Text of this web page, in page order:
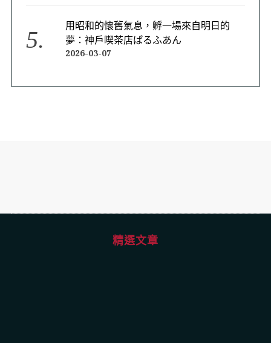
用昭和的懷舊氣息，孵一場來自明日的
夢：神戶喫茶店ぱるふあん
2026-03-07
精選文章